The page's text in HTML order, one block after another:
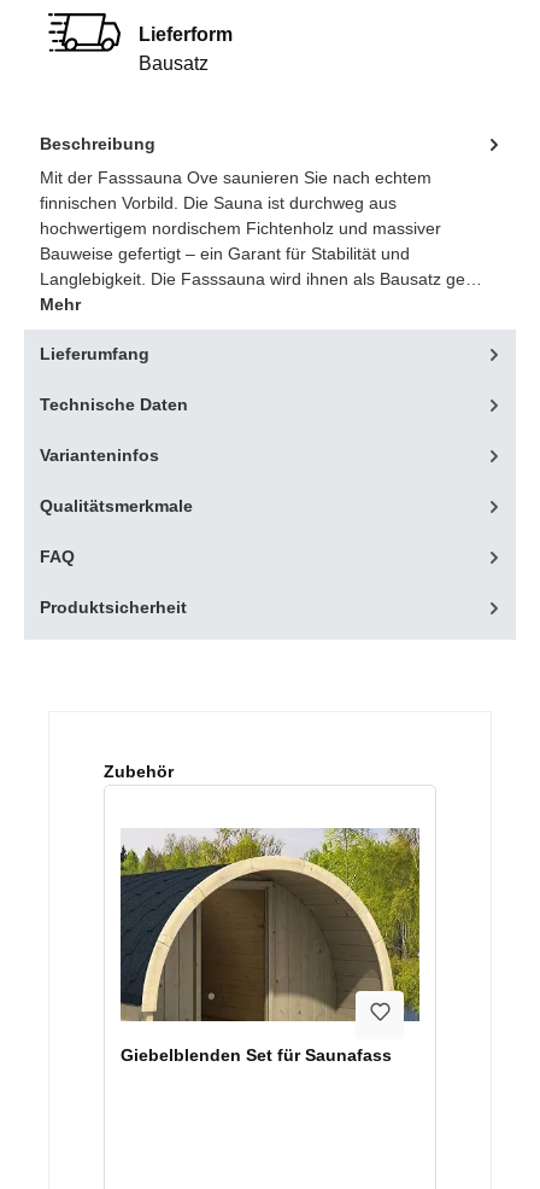
Lieferform
Bausatz
Beschreibung
Mit der Fasssauna Ove saunieren Sie nach echtem
finnischen Vorbild. Die Sauna ist durchweg aus
hochwertigem nordischem Fichtenholz und massiver
Bauweise gefertigt – ein Garant für Stabilität und
Langlebigkeit. Die Fasssauna wird ihnen als Bausatz ge…
Mehr
Lieferumfang
Technische Daten
Varianteninfos
Qualitätsmerkmale
FAQ
Produktsicherheit
Produktgalerie überspringen
Zubehör
Giebelblenden Set für Saunafass